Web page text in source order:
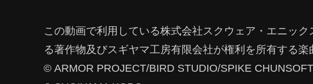
この動画で利用している株式会社スクウェア・エニッ
る著作物及びスギヤマ工房有限会社が権利を所有する楽
© ARMOR PROJECT/BIRD STUDIO/SPIKE